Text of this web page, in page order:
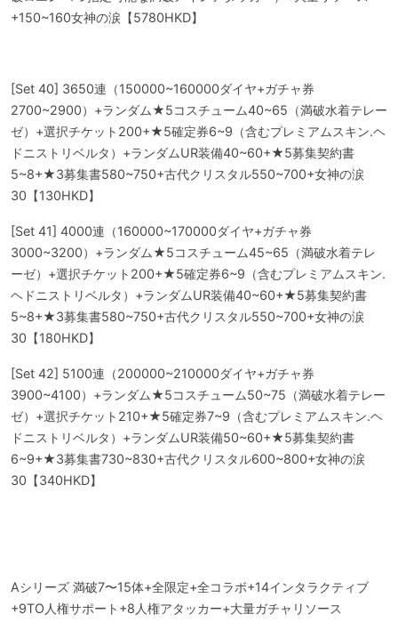
+150~160女神の涙【5780HKD】
[Set 40] 3650連（150000~160000ダイヤ+ガチャ券
2700~2900）+ランダム★5コスチューム40~65（満破水着テレー
ゼ）+選択チケット200+★5確定券6~9（含むプレミアムスキン.ヘ
ドニストリベルタ）+ランダムUR装備40~60+★5募集契約書
5~8+★3募集書580~750+古代クリスタル550~700+女神の涙
30【130HKD】
[Set 41] 4000連（160000~170000ダイヤ+ガチャ券
3000~3200）+ランダム★5コスチューム45~65（満破水着テレ
ーゼ）+選択チケット200+★5確定券6~9（含むプレミアムスキン.
ヘドニストリベルタ）+ランダムUR装備40~60+★5募集契約書
5~8+★3募集書580~750+古代クリスタル550~700+女神の涙
30【180HKD】
[Set 42] 5100連（200000~210000ダイヤ+ガチャ券
3900~4100）+ランダム★5コスチューム50~75（満破水着テレー
ゼ）+選択チケット210+★5確定券7~9（含むプレミアムスキン.ヘ
ドニストリベルタ）+ランダムUR装備50~60+★5募集契約書
6~9+★3募集書730~830+古代クリスタル600~800+女神の涙
30【340HKD】
Aシリーズ 満破7〜15体+全限定+全コラボ+14インタラクティブ
+9TO人権サポート+8人権アタッカー+大量ガチャリソース